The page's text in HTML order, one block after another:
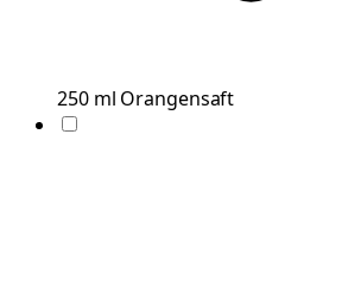
250 ml Orangensaft